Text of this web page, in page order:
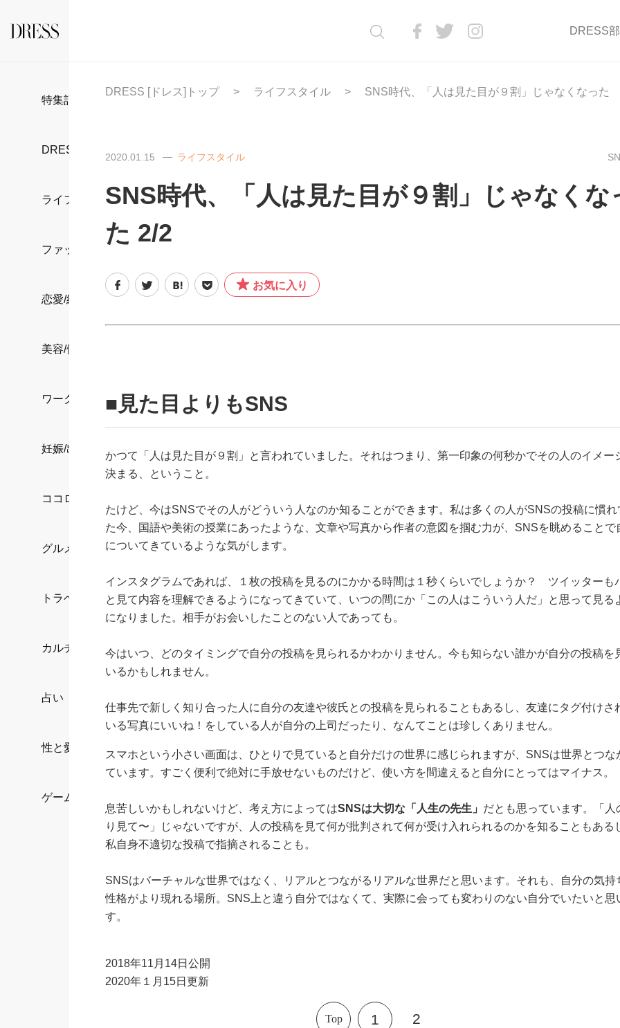
DRESS
特集記事
DRESS部活
ライフスタイル
ファッション
恋愛/結婚/離婚
美容/健康
ワークスタイル
妊娠/出産/家族
ココロ/カラダ
グルメ
トラベル
カルチャー/エンタメ
占い
性と愛
ゲーム
DRESS [ドレス]トップ ライフスタイル SNS時代、「人は見た目が９割」じゃなくなった
2020.01.15 ライフスタイル
SNS時代、「人は見た目が９割」じゃなくな
た 2/2
お気に入り
■見た目よりもSNS
かつて「人は見た目が９割」と言われていました。それはつまり、第一印象の何秒かでその人のイメー
決まる、ということ。
たけど、今はSNSでその人がどういう人なのか知ることができます。私は多くの人がSNSの投稿に慣れ
た今、国語や美術の授業にあったような、文章や写真から作者の意図を掴む力が、SNSを眺めることで
についてきているような気がします。
インスタグラムであれば、１枚の投稿を見るのにかかる時間は１秒くらいでしょうか？ ツイッターも
と見て内容を理解できるようになってきていて、いつの間にか「この人はこういう人だ」と思って見る
になりました。相手がお会いしたことのない人であっても。
今はいつ、どのタイミングで自分の投稿を見られるかわかりません。今も知らない誰かが自分の投稿を
いるかもしれません。
仕事先で新しく知り合った人に自分の友達や彼氏との投稿を見られることもあるし、友達にタグ付けさ
いる写真にいいね！をしている人が自分の上司だったり、なんてことは珍しくありません。
スマホという小さい画面は、ひとりで見ていると自分だけの世界に感じられますが、SNSは世界とつな
ています。すごく便利で絶対に手放せないものだけど、使い方を間違えると自分にとってはマイナス。
息苦しいかもしれないけど、考え方によってはSNSは大切な「人生の先生」 だとも思っています。「人
り見て〜」じゃないですが、人の投稿を見て何が批判されて何が受け入れられるのかを知ることもある
私自身不適切な投稿で指摘されることも。
SNSはバーチャルな世界ではなく、リアルとつながるリアルな世界だと思います。それも、自分の気持
性格がより現れる場所。SNS上と違う自分ではなくて、実際に会っても変わりのない自分でいたいと思
す。
2018年11月14日公開
2020年１月15日更新
Top 1 2